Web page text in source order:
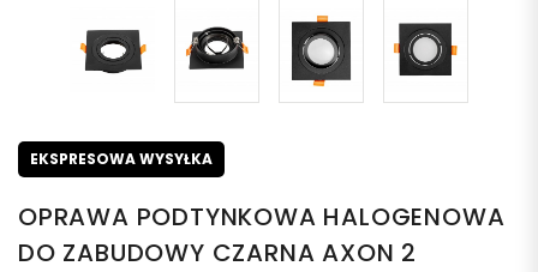
EKSPRESOWA WYSYŁKA
OPRAWA PODTYNKOWA HALOGENOWA
DO ZABUDOWY CZARNA AXON 2